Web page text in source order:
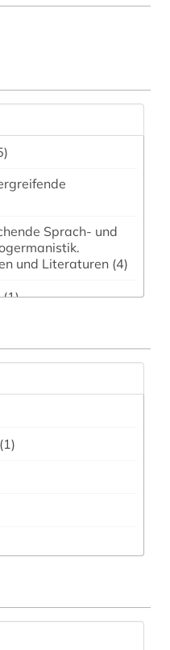
(5)
Außereuropäische Sprachen und Literaturen (4)
Anglistik. Amerikanistik (1)
altertumswissenschaft (1)